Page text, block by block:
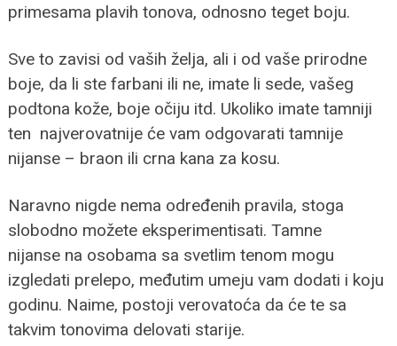
primesama plavih tonova, odnosno teget boju.
Sve to zavisi od vaših želja, ali i od vaše prirodne
boje, da li ste farbani ili ne, imate li sede, vašeg
podtona kože, boje očiju itd. Ukoliko imate tamniji
ten najverovatnije će vam odgovarati tamnije
nijanse – braon ili crna kana za kosu.
Naravno nigde nema određenih pravila, stoga
slobodno možete eksperimentisati. Tamne
nijanse na osobama sa svetlim tenom mogu
izgledati prelepo, međutim umeju vam dodati i koju
godinu. Naime, postoji verovatoća da će te sa
takvim tonovima delovati starije.